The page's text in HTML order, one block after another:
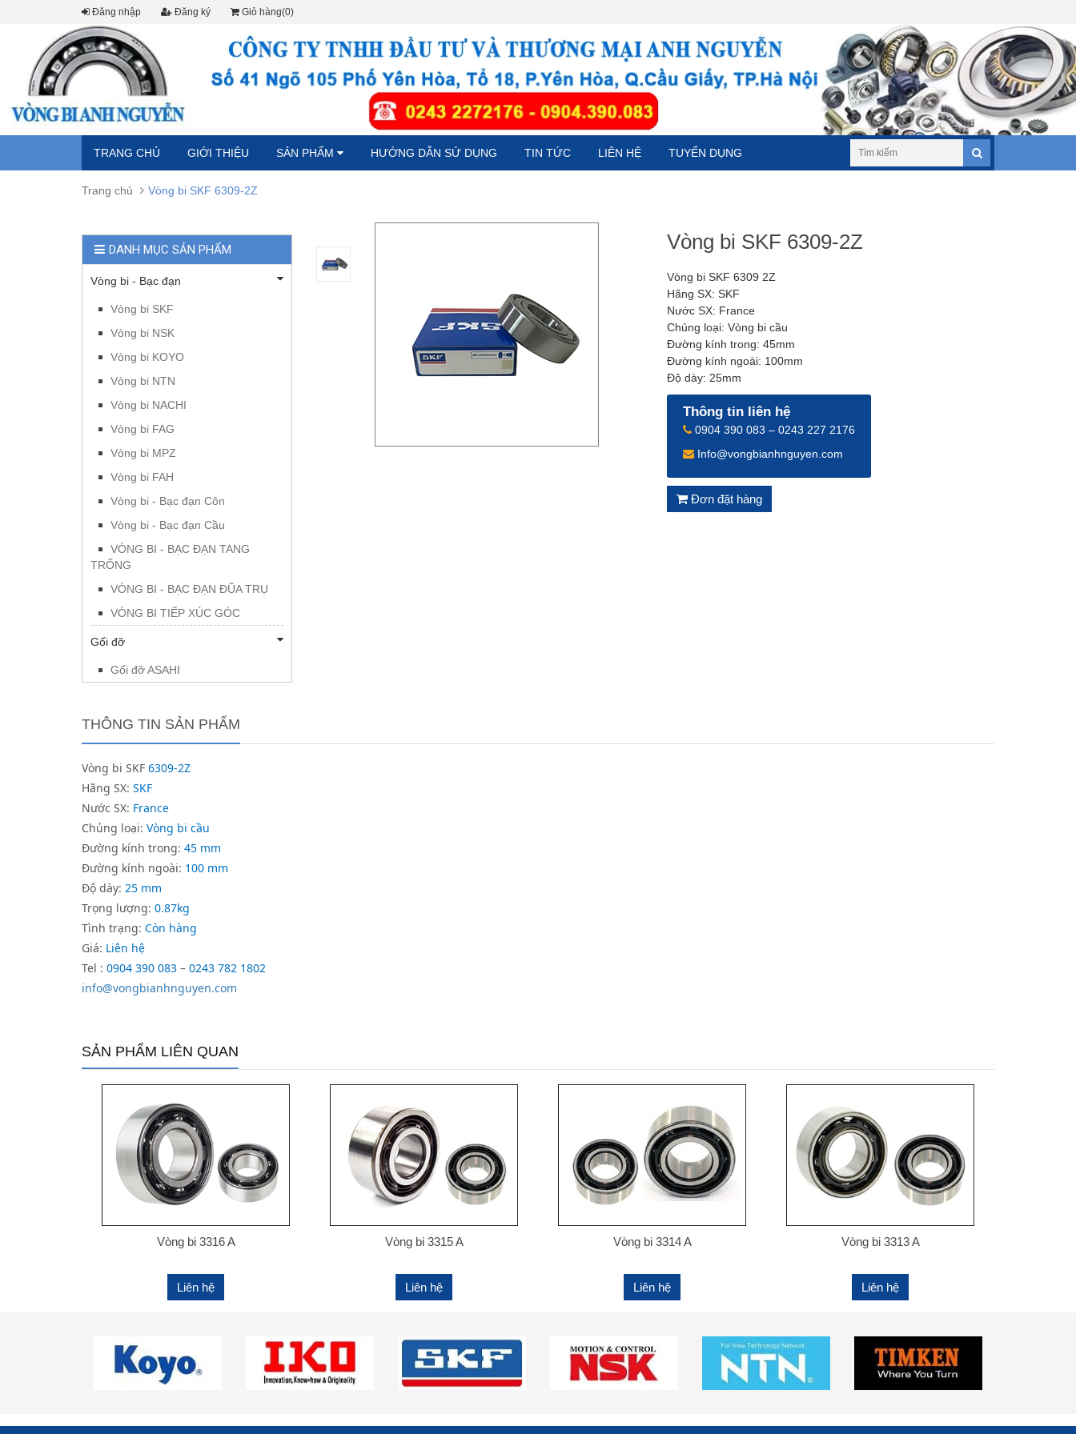
Đăng nhập Đăng ký Giỏ hàng(0)
TRANG CHỦ GIỚI THIỆU SẢN PHẨM HƯỚNG DẪN SỬ DỤNG TIN TỨC LIÊN HỆ TUYỂN DỤNG
Trang chủ Vòng bi SKF 6309-2Z
Vòng bi SKF 6309-2Z
Vòng bi SKF 6309 2Z
Hãng SX: SKF
Nước SX: France
Chủng loại: Vòng bi cầu
Đường kính trong: 45mm
Đường kính ngoài: 100mm
Độ dày: 25mm
Thông tin liên hệ
0904 390 083 – 0243 227 2176
Info@vongbianhnguyen.com
Đơn đặt hàng
DANH MỤC SẢN PHẨM
Vòng bi - Bạc đạn
Vòng bi SKF
Vòng bi NSK
Vòng bi KOYO
Vòng bi NTN
Vòng bi NACHI
Vòng bi FAG
Vòng bi MPZ
Vòng bi FAH
Vòng bi - Bạc đạn Côn
Vòng bi - Bạc đạn Cầu
VÒNG BI - BẠC ĐẠN TANG
TRỐNG
VÒNG BI - BẠC ĐẠN ĐŨA TRỤ
VÒNG BI TIẾP XÚC GÓC
Gối đỡ
Gối đỡ ASAHI
THÔNG TIN SẢN PHẨM
Vòng bi SKF 6309-2Z
Hãng SX: SKF
Nước SX: France
Chủng loại: Vòng bi cầu
Đường kính trong: 45 mm
Đường kính ngoài: 100 mm
Độ dày: 25 mm
Trọng lượng: 0.87kg
Tình trạng: Còn hàng
Giá: Liên hệ
Tel : 0904 390 083 – 0243 782 1802
info@vongbianhnguyen.com
SẢN PHẨM LIÊN QUAN
Vòng bi 3316 A
Liên hệ
Vòng bi 3315 A
Liên hệ
Vòng bi 3314 A
Liên hệ
Vòng bi 3313 A
Liên hệ